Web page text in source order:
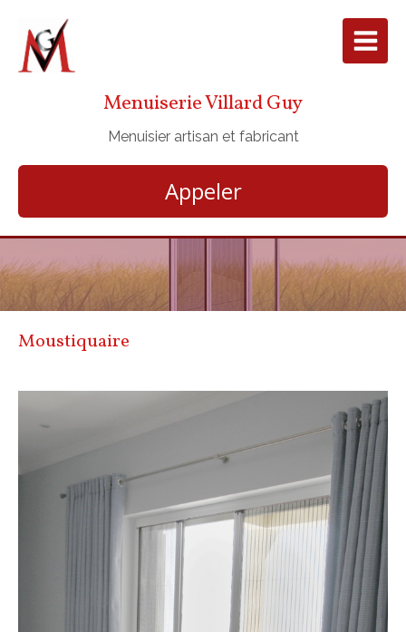
Menuiserie Villard Guy
Menuisier artisan et fabricant
Appeler
Moustiquaire